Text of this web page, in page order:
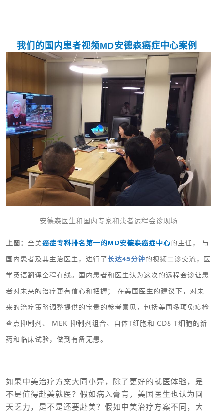
我们的国内患者视频MD安德森癌症中心案例
安德森医生和国内专家和患者远程会诊现场
上图： 全美癌症专科排名第一的MD安德森癌症中心的主任， 与
国内患者及其主治医生，进行了长达45分钟的视频二诊交流，医
学英语翻译全程在线。国内患者和医生认为这次的远程会诊让患
者对未来的治疗更有信心和把握； 在美国医生的建议下，对未
来的治疗策略调整提供的宝贵的参考意见，包括美国多项免疫检
查点抑制剂、 MEK 抑制剂组合、自体T细胞和 CD8 T细胞的新
药和临床试验，做到有备无患。
如果中美治疗方案大同小异，除了更好的就医体验，是
不是值得赴美就医？假如病入膏肓，美国医生也认为回
天乏力，是不是还要赴美？假如中美治疗方案不同，大